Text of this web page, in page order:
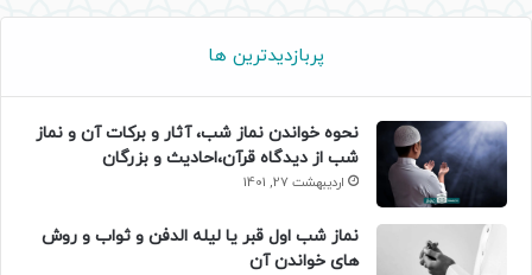
پربازدیدترین ها
نحوه خواندن نماز شب، آثار و برکات آن و نماز
شب از دیدگاه قرآن،احادیث و بزرگان
اردیبهشت 27, 1401
نماز شب اول قبر یا لیله الدفن و ثواب و روش
های خواندن آن